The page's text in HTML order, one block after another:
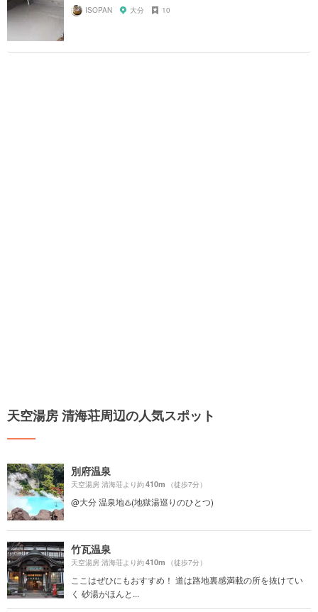
ISOPAN 大分 10
天空湯房 清海荘周辺の人気スポット
別府温泉
天空湯房 清海荘より約410m （徒歩7分）
@大分 温泉地♨️(地獄湯巡りのひとつ)
竹瓦温泉
天空湯房 清海荘より約410m （徒歩7分）
ここはぜひにもおすすめ！ 道は路地裏感満載の所を抜けてい
く 砂湯がほんと...